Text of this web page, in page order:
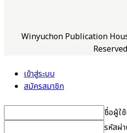
Winyuchon Publication
เข้าสู่ระบบ
สมัครสมาชิก
ชื่อผู้ใ
รหัสผ่